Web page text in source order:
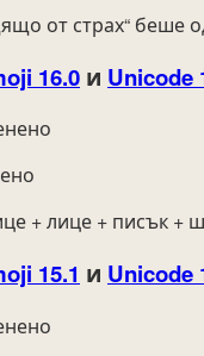
от страх“ беше
16.0 и Unicode
+ лице + писък +
15.1 и Unicode